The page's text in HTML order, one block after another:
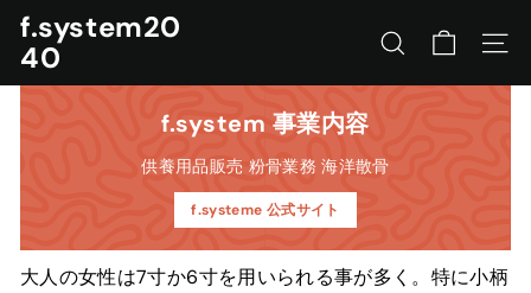
ン
f.system20
40
サイトを検索する
ナビ
f.system 事業内容
供養用品販売 粉骨業務 海洋散骨
f.systeme 公式サイト
大人の女性は7寸か6寸を用いられる事が多く。特に小柄